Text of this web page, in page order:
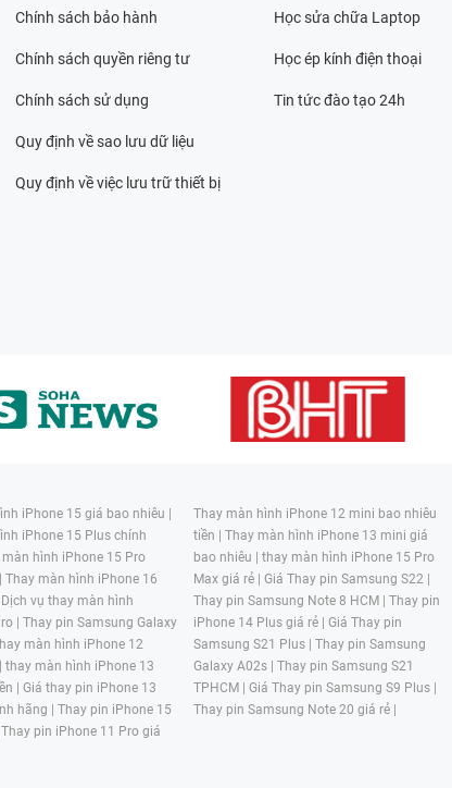
Chính sách bảo hành
Chính sách quyền riêng tư
Chính sách sử dụng
Quy định về sao lưu dữ liệu
Quy định về việc lưu trữ thiết bị
Học sửa chữa Laptop
Học ép kính điện thoại
Tin tức đào tạo 24h
iPhone 15 giá bao nhiêu |
iPhone 15 Plus chính
màn hình iPhone 15 Pro
Thay màn hình iPhone 16
Dịch vụ thay màn hình
| Thay pin Samsung Galaxy
màn hình iPhone 12
thay màn hình iPhone 13
| Giá thay pin iPhone 13
hãng | Thay pin iPhone 15
Thay pin iPhone 11 Pro giá
Thay màn hình iPhone 12 mini bao nhiêu
tiền | Thay màn hình iPhone 13 mini giá
bao nhiêu | thay màn hình iPhone 15 Pro
Max giá rẻ | Giá Thay pin Samsung S22 |
Thay pin Samsung Note 8 HCM | Thay pin
iPhone 14 Plus giá rẻ | Giá Thay pin
Samsung S21 Plus | Thay pin Samsung
Galaxy A02s | Thay pin Samsung S21
TPHCM | Giá Thay pin Samsung S9 Plus |
Thay pin Samsung Note 20 giá rẻ |